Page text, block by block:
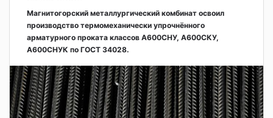
Магнитогорский металлургический комбинат освоил
производство термомеханически упрочнённого
арматурного проката классов А600СНУ, А600СКУ,
А600СНУК по ГОСТ 34028.